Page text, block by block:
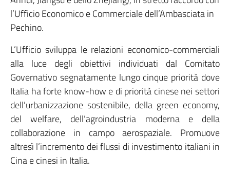
l’Ufficio Economico e Commerciale dell’Ambasciata in
Pechino.
L’Ufficio sviluppa le relazioni economico-commerciali
alla luce degli obiettivi individuati dal Comitato
Governativo segnatamente lungo cinque priorità dove
Italia ha forte know-how e di priorità cinese nei settori
dell’urbanizzazione sostenibile, della green economy,
del welfare, dell’agroindustria moderna e della
collaborazione in campo aerospaziale. Promuove
altresì l’incremento dei flussi di investimento italiani in
Cina e cinesi in Italia.